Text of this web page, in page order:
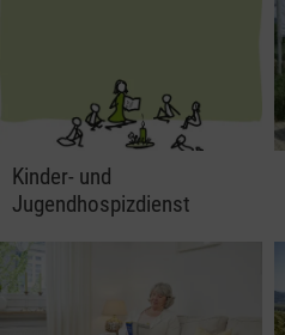
Kinder- und
Jugendhospizdienst